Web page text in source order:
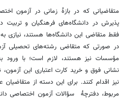
متقاضیانی که در بازۀ زمانی در آزمون
پذیرش در دانشگاه‌های فرهنگیان و تربیت
فقط متقاضی این دانشگاه‌ها هستند، نیازی به
در صورتی که متقاضی رشته‌های تحصیلی
مؤسسات نیز هستند، لازم است؛ با ورود
نشانی فوق و خرید کارت اعتباری این
نیز اقدام کنند. برای این دسته از متقاضیان
مربوط، دفترچۀ سؤالات آزمون اختصاصی